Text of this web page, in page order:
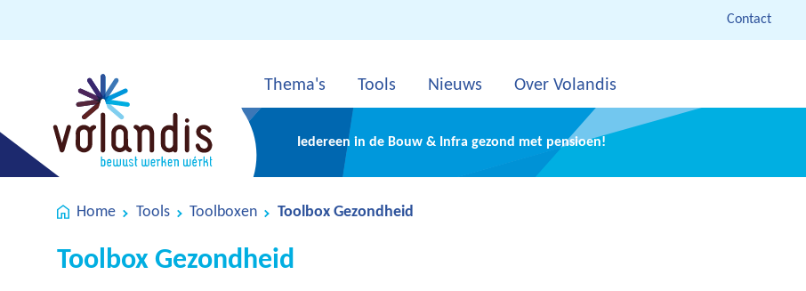
Contact
Thema's Tools Nieuws Over Volandis
Iedereen in de Bouw & Infra gezond met pensioen!
Home Tools Toolboxen Toolbox Gezondheid
Toolbox Gezondheid